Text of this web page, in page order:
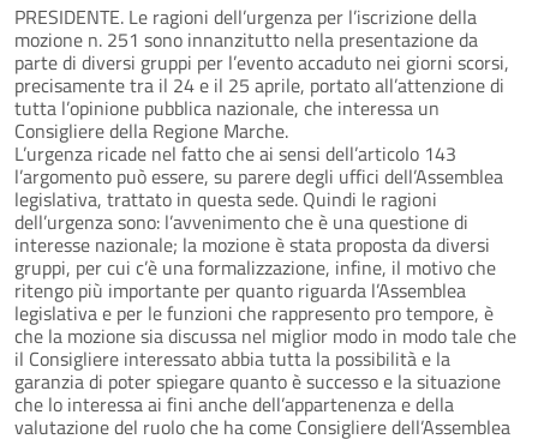
PRESIDENTE. Le ragioni dell’urgenza per l’iscrizione della
mozione n. 251 sono innanzitutto nella presentazione da
parte di diversi gruppi per l’evento accaduto nei giorni scorsi,
precisamente tra il 24 e il 25 aprile, portato all’attenzione di
tutta l’opinione pubblica nazionale, che interessa un
Consigliere della Regione Marche.
L’urgenza ricade nel fatto che ai sensi dell’articolo 143
l’argomento può essere, su parere degli uffici dell’Assemblea
legislativa, trattato in questa sede. Quindi le ragioni
dell’urgenza sono: l’avvenimento che è una questione di
interesse nazionale; la mozione è stata proposta da diversi
gruppi, per cui c’è una formalizzazione, infine, il motivo che
ritengo più importante per quanto riguarda l’Assemblea
legislativa e per le funzioni che rappresento pro tempore, è
che la mozione sia discussa nel miglior modo in modo tale che
il Consigliere interessato abbia tutta la possibilità e la
garanzia di poter spiegare quanto è successo e la situazione
che lo interessa ai fini anche dell’appartenenza e della
valutazione del ruolo che ha come Consigliere dell’Assemblea